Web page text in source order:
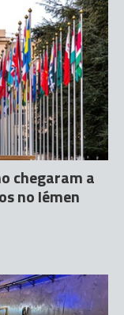
chegaram a
no Iémen